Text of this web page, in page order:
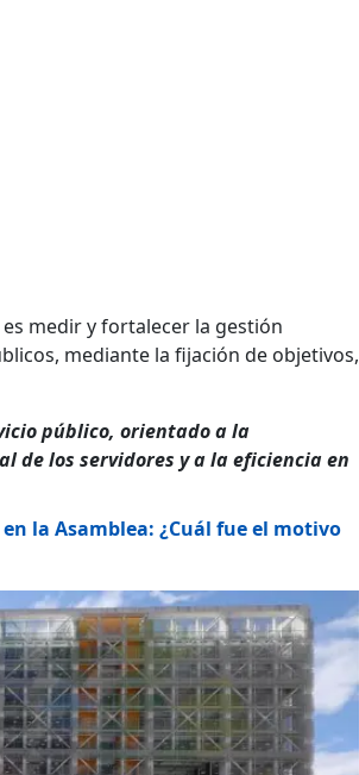
medir y fortalecer la gestión
mediante la fijación de objetivos,
público, orientado a la
de los servidores y a la eficiencia en
la Asamblea: ¿Cuál fue el motivo